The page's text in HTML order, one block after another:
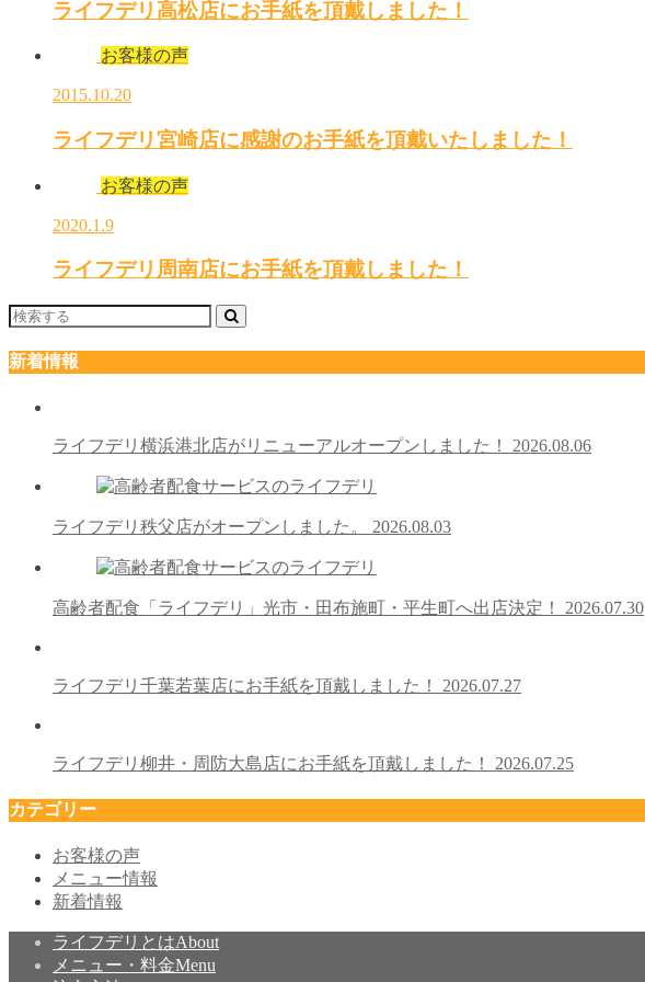
ライフデリ高松店にお手紙を頂戴しました！
お客様の声
2015.10.20
ライフデリ宮崎店に感謝のお手紙を頂戴いたしました！
お客様の声
2020.1.9
ライフデリ周南店にお手紙を頂戴しました！
新着情報
ライフデリ横浜港北店がリニューアルオープンしました！ 2026.08.06
ライフデリ秩父店がオープンしました。 2026.08.03
高齢者配食「ライフデリ」光市・田布施町・平生町へ出店決定！ 2026.07.30
ライフデリ千葉若葉店にお手紙を頂戴しました！ 2026.07.27
ライフデリ柳井・周防大島店にお手紙を頂戴しました！ 2026.07.25
カテゴリー
お客様の声
メニュー情報
新着情報
ライフデリとはAbout
メニュー・料金Menu